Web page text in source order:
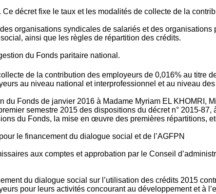
décret fixe le taux et les modalités de collecte de la
organisations syndicales de salariés et des
ainsi que les règles de répartition des crédits.
du Fonds paritaire national.
de la contribution des employeurs de 0,016% au titre
au niveau national et interprofessionnel et au niveau
du Fonds de janvier 2016 à Madame Myriam EL KHOMRI,
semestre 2015 des dispositions du décret n° 2015-
du Fonds, la mise en œuvre des premières répartitions,
le financement du dialogue social et de l’AGFPN
aux comptes et approbation par le Conseil
du dialogue social sur l’utilisation des crédits 2015
pour leurs activités concourant au développement et à